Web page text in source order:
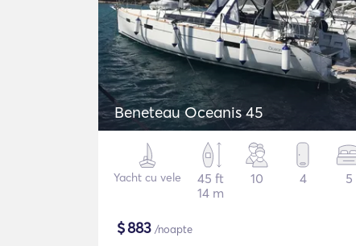
Beneteau Oceanis 45
Yacht cu vele
45 ft
14 m
10 4 5
$883 /noapte